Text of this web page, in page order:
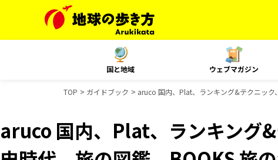
国と地域 ウェブマガジン
TOP ガイドブック aruco 国内、Plat、ランキング&テクニック
aruco 国内、Plat、ランキング